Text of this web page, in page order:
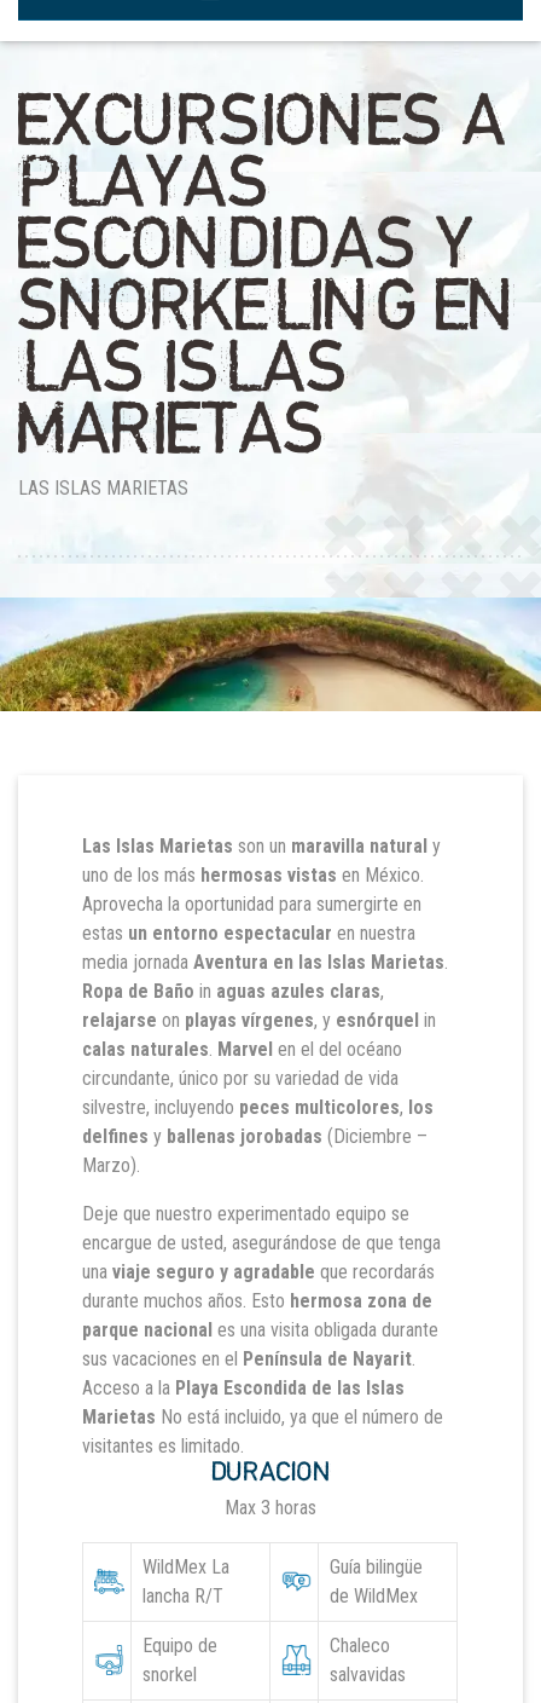
EXCURSIONES A
PLAYAS
ESCONDIDAS Y
SNORKELING EN
LAS ISLAS
MARIETAS
LAS ISLAS MARIETAS
Las Islas Marietas son un maravilla natural y
uno de los más hermosas vistas en México.
Aprovecha la oportunidad para sumergirte en
estas un entorno espectacular en nuestra
media jornadaAventura en las Islas Marietas.
Ropa de Baño in aguas azules claras,
relajarse on playas vírgenes, y esnórquel in
calas naturales. Marvel en eldel océano
circundante, único por su variedad de vida
silvestre, incluyendo peces multicolores, los
delfines y ballenas jorobadas (Diciembre –
Marzo).
Deje que nuestro experimentado equipo se
encargue de usted, asegurándose de que tenga
unaviaje seguro y agradable que recordarás
durante muchos años. Esto hermosa zona de
parque nacional es una visita obligada durante
sus vacaciones en el Península de Nayarit.
Acceso a la Playa Escondida de las Islas
Marietas No está incluido, ya que el número de
visitantes es limitado.
DURACION
Max 3 horas
WildMex La
lancha R/T
Guía bilingüe
de WildMex
Equipo de
snorkel
Chaleco
salvavidas